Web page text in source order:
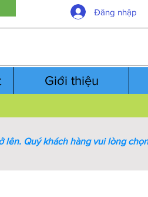
Đăng nhập
Giới thiệu
lên. Quý khách hàng vui lòng